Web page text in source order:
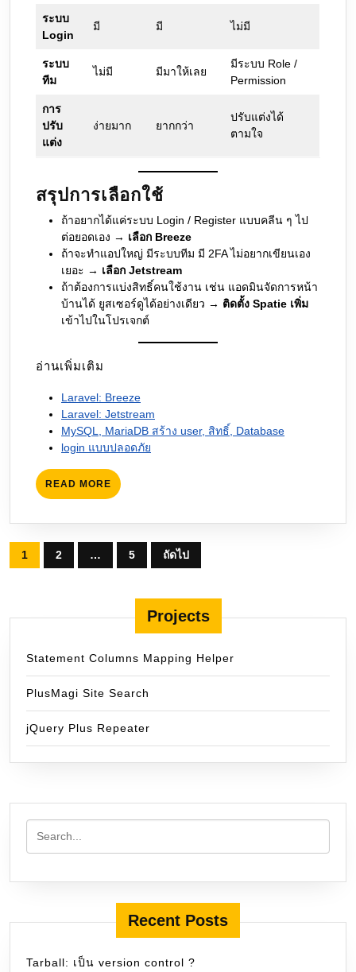
ระบบ
Login
มี มี ไม่มี
ระบบ
ทีม
ไม่มี มีมาให้เลย
มีระบบ Role /
Permission
การ
ปรับ
แต่ง
ง่ายมาก ยากกว่า
ปรับแต่งได้
ตามใจ
สรุปการเลือกใช้
ถ้าอยากได้แค่ระบบ Login / Register แบบคลีน ๆ ไป
ต่อยอดเอง → เลือก Breeze
ถ้าจะทำแอปใหญ่ มีระบบทีม มี 2FA ไม่อยากเขียนเอง
เยอะ → เลือก Jetstream
ถ้าต้องการแบ่งสิทธิ์คนใช้งาน เช่น แอดมินจัดการหน้า
บ้านได้ ยูสเซอร์ดูได้อย่างเดียว → ติดตั้ง Spatie เพิ่ม
เข้าไปในโปรเจกต์
อ่านเพิ่มเติม
Laravel: Breeze
Laravel: Jetstream
MySQL, MariaDB สร้าง user, สิทธิ์, Database
login แบบปลอดภัย
READ MORE READ
MORE
Posts
pagination
1 2 … 5 ถัดไป
Projects
Statement Columns Mapping Helper
PlusMagi Site Search
jQuery Plus Repeater
Recent Posts
Tarball: เป็น version control ?